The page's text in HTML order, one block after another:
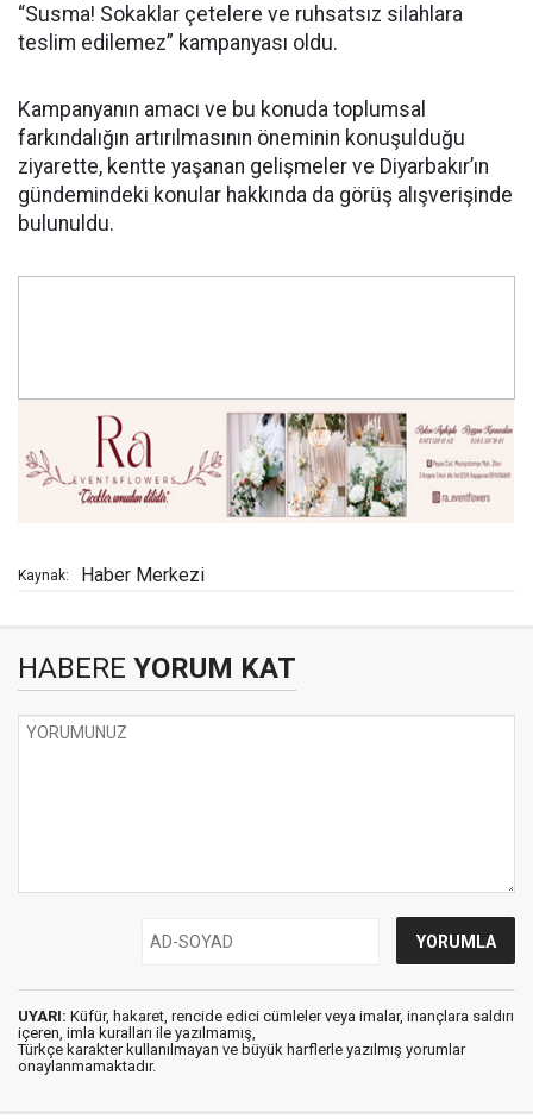
“Susma! Sokaklar çetelere ve ruhsatsız silahlara
teslim edilemez” kampanyası oldu.
Kampanyanın amacı ve bu konuda toplumsal
farkındalığın artırılmasının öneminin konuşulduğu
ziyarette, kentte yaşanan gelişmeler ve Diyarbakır’ın
gündemindeki konular hakkında da görüş alışverişinde
bulunuldu.
Kaynak: Haber Merkezi
HABERE YORUM KAT
UYARI: Küfür, hakaret, rencide edici cümleler veya imalar, inançlara saldırı
içeren, imla kuralları ile yazılmamış,
Türkçe karakter kullanılmayan ve büyük harflerle yazılmış yorumlar
onaylanmamaktadır.